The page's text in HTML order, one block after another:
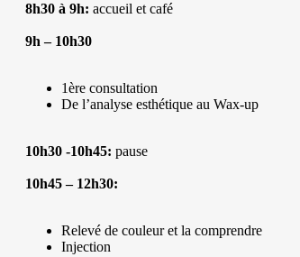
8h30 à 9h: accueil et café
9h – 10h30
1ère consultation
De l’analyse esthétique au Wax-up
10h30 -10h45: pause
10h45 – 12h30:
Relevé de couleur et la comprendre
Injection